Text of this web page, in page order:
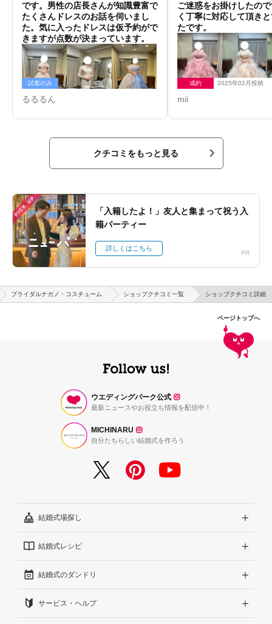
です。男性の店長さんが知識豊富で
たくさんドレスのお話を伺いまし
た。気に入ったドレスは仮予約がで
きますが点数が決まっています。
試着のみ 2025年10月投稿
るるるん
ご迷惑をお掛けしたの
く丁寧に対応して頂き
たです。
成約 2025年02月投稿
mii
クチコミをもっと見る
PICK UP
PR
「入籍したよ！」友人と集まって祝う入
籍パーティー
詳しくはこちら
ブライダルナガノ・コスチューム ショップクチコミ一覧 ショップクチコミ詳細
ページトップへ
ウエディングパーク公式
最新ニュースやお役立ち情報を配信中！
MICHINARU
自分たちらしい結婚式を作ろう
結婚式場探し
エリアから探す
こだわりから探す
雰囲気から探す
結婚式レシピ
結婚式準備レポート『ハナレポ』
結婚式当日の動画『ムビレポ』
結婚式のダンドリ
結婚準備ガイド
サービス・ヘルプ